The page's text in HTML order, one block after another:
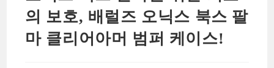
의 보호, 배럴즈 오닉스 북스 팔
마 클리어아머 범퍼 케이스!